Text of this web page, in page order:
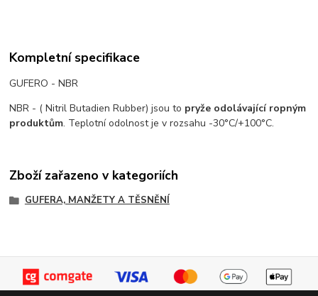
Kompletní specifikace
GUFERO - NBR
NBR - ( Nitril Butadien Rubber) jsou to pryže odolávající ropným
produktům. Teplotní odolnost je v rozsahu -30°C/+100°C.
Zboží zařazeno v kategoriích
GUFERA, MANŽETY A TĚSNĚNÍ